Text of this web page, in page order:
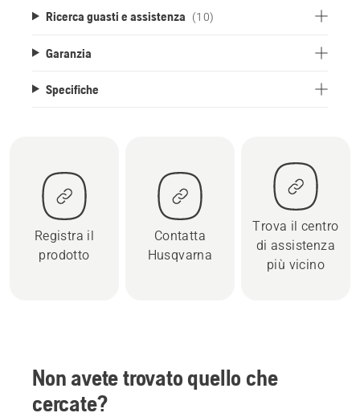
Ricerca guasti e assistenza (10)
Garanzia
Specifiche
Registra il
prodotto
Contatta
Husqvarna
Trova il centro
di assistenza
più vicino
Non avete trovato quello che
cercate?